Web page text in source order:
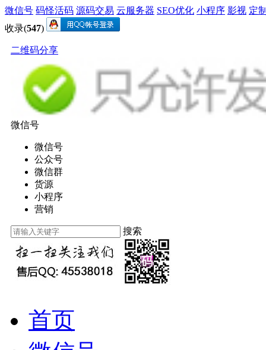
微信号 码怪活码 源码交易 云服务器 SEO优化 小程序 影视 定
收录(547)
二维码分享
微信号
微信号
公众号
微信群
货源
小程序
营销
搜索
首页